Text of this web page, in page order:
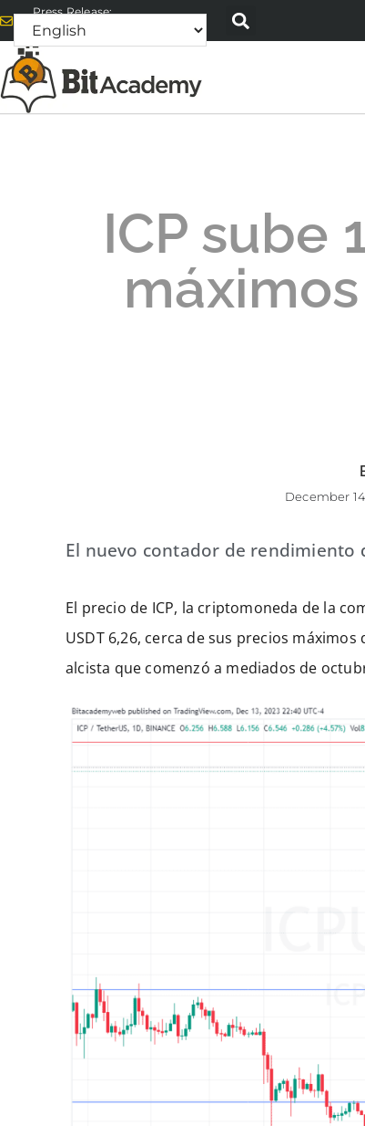
Press Release:
alex@bitacademyweb.com
ICP sube
December
El nuevo contador de rendimiento
El precio de ICP, la criptomoneda de la
USDT 6,26, cerca de sus precios
alcista que comenzó a mediados de